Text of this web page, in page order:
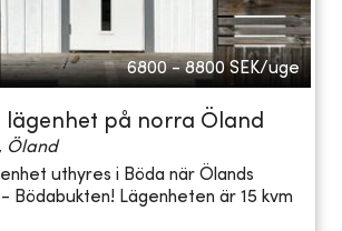
6800 - 8800 SEK/uge
lägenhet på norra Öland
Öland
uthyres i Böda när Ölands
Bödabukten! Lägenheten är 15 kvm